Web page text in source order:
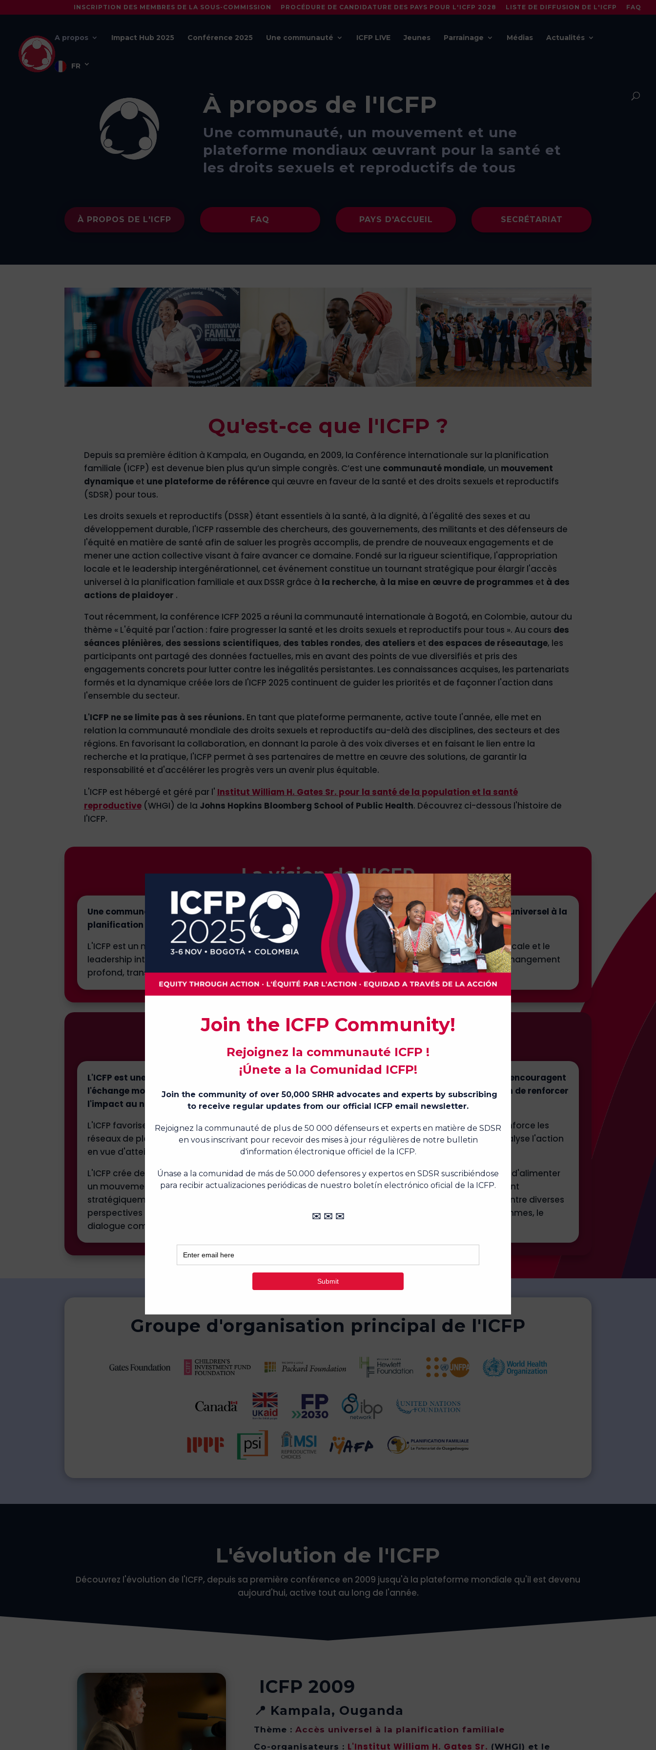
INSCRIPTION DES MEMBRES DE LA SOUS-COMMISSION PROCÉDURE DE CANDIDATURE DES PAYS POUR L'ICFP 2028 LISTE DE DIFFUSION DE L'ICFP FAQ
A propos Impact Hub 2025 Conférence 2025 Une communauté ICFP LIVE Jeunes Parrainage Médias Actualités
FR
À propos de l'ICFP
Une communauté, un mouvement et une
plateforme mondiaux œuvrant pour la santé et
les droits sexuels et reproductifs de tous
À PROPOS DE L'ICFP FAQ PAYS D'ACCUEIL SECRÉTARIAT
Qu'est-ce que l'ICFP ?
Depuis sa première édition à Kampala, en Ouganda, en 2009, la Conférence internationale sur la planification
familiale (ICFP) est devenue bien plus qu’un simple congrès. C’est une communauté mondiale, un mouvement
dynamiqueet une plateforme de référencequi œuvre en faveur de la santé et des droits sexuels et reproductifs
(SDSR) pour tous.
Les droits sexuels et reproductifs (DSSR) étant essentiels à la santé, à la dignité, à l'égalité des sexes et au
développement durable, l'ICFP rassemble des chercheurs, des gouvernements, des militants et des défenseurs de
l'équité en matière de santé afin de saluer les progrès accomplis, de prendre de nouveaux engagements et de
mener une action collective visant à faire avancer ce domaine. Fondé sur la rigueur scientifique, l'appropriation
locale et le leadership intergénérationnel, cet événement constitue un tournant stratégique pour élargir l'accès
universel à la planification familiale et aux DSSR grâce à la recherche, à la mise en œuvre de programmes et à des
actions de plaidoyer .
Tout récemment, la conférence ICFP 2025 a réuni la communauté internationale à Bogotá, en Colombie, autour du
thème « L'équité par l'action : faire progresser la santé et les droits sexuels et reproductifs pour tous ». Au cours des
séances plénières, des sessions scientifiques, des tables rondes, des ateliers et des espaces de réseautage, les
participants ont partagé des données factuelles, mis en avant des points de vue diversifiés et pris des
engagements concrets pour lutter contre les inégalités persistantes. Les connaissances acquises, les partenariats
formés et la dynamique créée lors de l'ICFP 2025 continuent de guider les priorités et de façonner l'action dans
l'ensemble du secteur.
L'ICFP ne se limite pas à ses réunions. En tant que plateforme permanente, active toute l'année, elle met en
relation la communauté mondiale des droits sexuels et reproductifs au-delà des disciplines, des secteurs et des
régions. En favorisant la collaboration, en donnant la parole à des voix diverses et en faisant le lien entre la
recherche et la pratique, l'ICFP permet à ses partenaires de mettre en œuvre des solutions, de garantir la
responsabilité et d'accélérer les progrès vers un avenir plus équitable.
L'ICFP est hébergé et géré par l' Institut William H. Gates Sr. pour la santé de la population et la santé
reproductive(WHGI) de la Johns Hopkins Bloomberg School of Public Health. Découvrez ci-dessous l'histoire de
l'ICFP.
La vision de l'ICFP
Une communauté mondiale connectée et informée qui fait progresser, réalise et préserve l'accès universel à la
planification familiale, à la santé et aux droits sexuels et génésiques.
L'ICFP est un mouvement collectif et intersectoriel fondé sur la rigueur scientifique, l'appropriation locale et le
leadership intergénérationnel, qui utilise des politiques, programmes et pratiques pour susciter un changement
profond, transformateur, dans le domaine de l'équité en santé mondiale.
L'ICFP est une plateforme, un mouvement et une communauté dynamiques et multisectoriels qui encouragent
l'échange mondial d'idées, d'inspiration et d'informations fondées sur des données probantes afin de renforcer
l'impact au niveau national, régional et mondial.
L'ICFP favorise les avancées politiques, cultive la recherche innovante et les meilleures pratiques, renforce les
réseaux de plaidoyer, amplifie les voix des communautés, renforce les capacités techniques et catalyse l'action
en vue d'atteindre l'accès universel à la planification familiale.
L'ICFP crée des espaces intentionnels pour susciter des conversations et construire des réseaux afin d'alimenter
un mouvement global vers un monde en meilleure santé, un monde plus équitable. En se concentrant
stratégiquement sur les espaces virtuels et la collaboration interdisciplinaire, l'ICFP jette des ponts entre diverses
perspectives afin de susciter un changement transformateur à la travers la co-création de programmes, le
dialogue communautaire et les partenariats stratégiques.
Groupe d'organisation principal de l'ICFP
L'évolution de l'ICFP
Découvrez l'évolution de l'ICFP, depuis sa première conférence en 2009 jusqu'à la plateforme mondiale qu'il est devenu
aujourd'hui, active tout au long de l'année.
ICFP 2009
📍 Kampala, Ouganda
Thème : Accès universel à la planification familiale
Co-organisateurs : L'Institut William H. Gates Sr. (WHGI) et le